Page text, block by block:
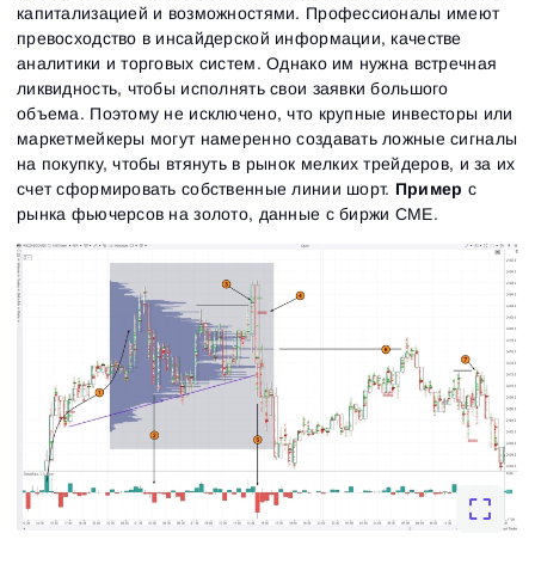
капитализацией и возможностями. Профессионалы имеют
превосходство в инсайдерской информации, качестве
аналитики и торговых систем. Однако им нужна встречная
ликвидность, чтобы исполнять свои заявки большого
объема. Поэтому не исключено, что крупные инвесторы или
маркетмейкеры могут намеренно создавать ложные сигналы
на покупку, чтобы втянуть в рынок мелких трейдеров, и за их
счет сформировать собственные линии шорт. Пример с
рынка фьючерсов на золото, данные с биржи CME.